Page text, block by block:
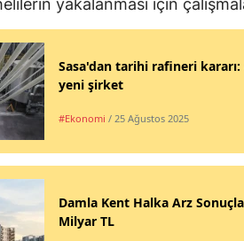
yakalanması için
Sasa'dan tarihi rafineri kararı:
yeni şirket
#Ekonomi / 25 Ağustos 2025
Damla Kent Halka Arz
Milyar TL